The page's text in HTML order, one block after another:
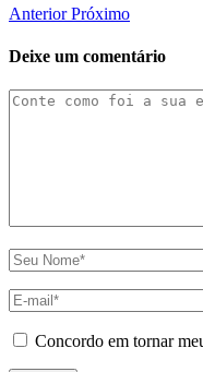
AnteriorPróximo
Deixe um comentário
Concordo em tornar